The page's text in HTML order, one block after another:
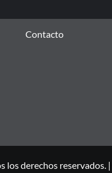
Contacto
los derechos reservados. |